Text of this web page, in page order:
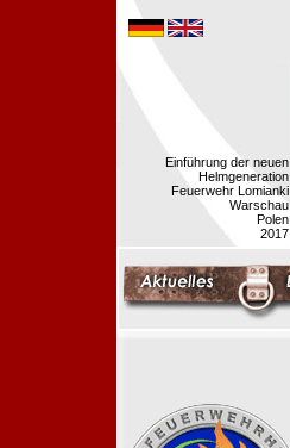
Einführung der neuen
Helmgeneration
Feuerwehr Lomianki
Warschau
Polen
2017